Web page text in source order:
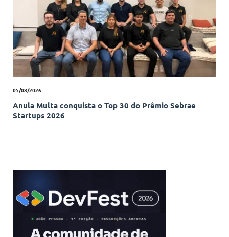
05/08/2026
Anula Multa conquista o Top 30 do Prêmio Sebrae
Startups 2026